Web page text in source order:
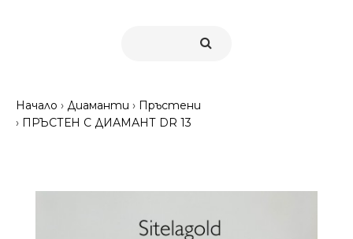
Начало Диаманти
Пръстени
ПРЪСТЕН С ДИАМАНТ DR 13